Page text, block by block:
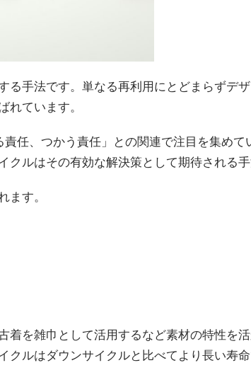
る手法です。単なる再利用にとどまらずデ
ています。
任、つかう責任」との関連で注目を集めて
ルはその有効な解決策として期待される手
す。
を雑巾として活用するなど素材の特性を
ルはダウンサイクルと比べてより長い寿